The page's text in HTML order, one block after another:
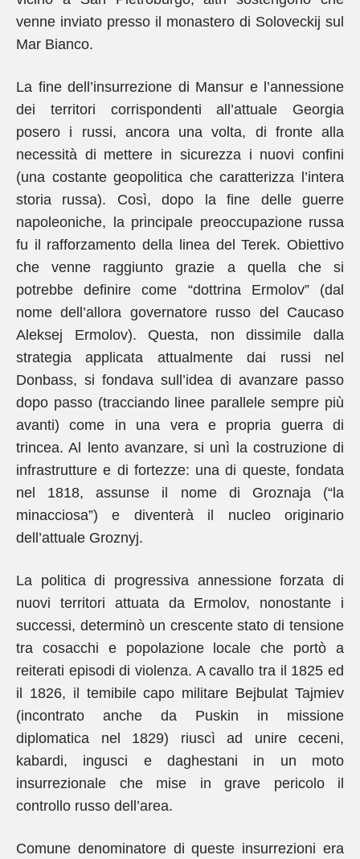
venne inviato presso il monastero di Soloveckij sul
Mar Bianco.
La fine dell’insurrezione di Mansur e l’annessione
dei territori corrispondenti all’attuale Georgia
posero i russi, ancora una volta, di fronte alla
necessità di mettere in sicurezza i nuovi confini
(una costante geopolitica che caratterizza l’intera
storia russa). Così, dopo la fine delle guerre
napoleoniche, la principale preoccupazione russa
fu il rafforzamento della linea del Terek. Obiettivo
che venne raggiunto grazie a quella che si
potrebbe definire come “dottrina Ermolov” (dal
nome dell’allora governatore russo del Caucaso
Aleksej Ermolov). Questa, non dissimile dalla
strategia applicata attualmente dai russi nel
Donbass, si fondava sull’idea di avanzare passo
dopo passo (tracciando linee parallele sempre più
avanti) come in una vera e propria guerra di
trincea. Al lento avanzare, si unì la costruzione di
infrastrutture e di fortezze: una di queste, fondata
nel 1818, assunse il nome di Groznaja (“la
minacciosa”) e diventerà il nucleo originario
dell’attuale Groznyj.
La politica di progressiva annessione forzata di
nuovi territori attuata da Ermolov, nonostante i
successi, determinò un crescente stato di tensione
tra cosacchi e popolazione locale che portò a
reiterati episodi di violenza. A cavallo tra il 1825 ed
il 1826, il temibile capo militare Bejbulat Tajmiev
(incontrato anche da Puskin in missione
diplomatica nel 1829) riuscì ad unire ceceni,
kabardi, ingusci e daghestani in un moto
insurrezionale che mise in grave pericolo il
controllo russo dell’area.
Comune denominatore di queste insurrezioni era